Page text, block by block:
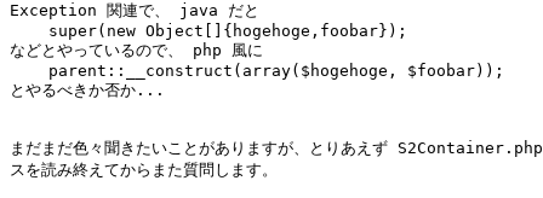
Exception 関連で、 java だと
    super(new Object[]{hogehoge,foobar});
などとやっているので、 php 風に
    parent::__construct(array($hogehoge, $foobar));
とやるべきか否か...
まだまだ色々聞きたいことがありますが、とりあえず
スを読み終えてからまた質問します。